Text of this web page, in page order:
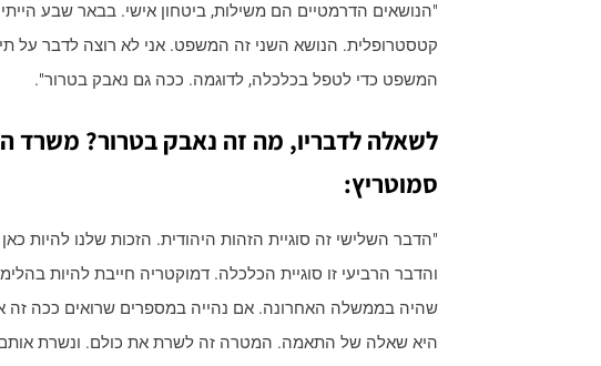
"הנושאים הדרמטיים הם משילות, ביטחון אישי. בבאר שבע
קטסטרופלית. הנושא השני זה המשפט. אני לא רוצה לדבר על
המשפט כדי לטפל בכלכלה, לדוגמה. ככה גם נאבק בטרור".
לשאלה לדבריו, מה זה נאבק בטרור? משרד
סמוטריץ:
"הדבר השלישי זה סוגיית הזהות היהודית. הזכות שלנו להיות
והדבר הרביעי זו סוגיית הכלכלה. דמוקטריה חייבת להיות
שהיה בממשלה האחרונה. אם נהייה במספרים שרואים ככה זה
היא שאלה של התאמה. המטרה זה לשרת את כולם. ונשרת אותם